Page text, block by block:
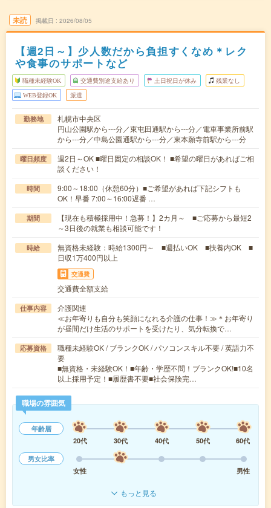
未読 掲載日 2026/08/05
【週2日～】少人数だから負担すくなめ＊レク
や食事のサポートなど
職種未経験OK 交通費別途支給あり 土日祝日が休み 残業なし
WEB登録OK 派遣
勤務地
札幌市中央区
円山公園駅から---分／東屯田通駅から---分／電車事業所前駅
から---分／中島公園通駅から---分／東本願寺前駅から---分
曜日頻度
週2日～OK ■曜日固定の相談OK！ ■希望の曜日があればご相
談ください！
時間
9:00～18:00（休憩60分）■ご希望があれば下記シフトも
OK！早番 7:00～16:00遅番 …
期間
【現在も積極採用中！急募！】2カ月～ ■ご応募から最短2
～3日後の就業も相談可能です！
時給
無資格未経験：時給1300円～ ■週払いOK ■扶養内OK ■
日収1万400円以上
交通費
交通費全額支給
仕事内容
介護関連
≪お年寄りも自分も笑顔になれる介護の仕事！≫＊お年寄り
が昼間だけ生活のサポートを受けたり、気分転換で…
応募資格
職種未経験OK / ブランクOK / パソコンスキル不要 / 英語力不
要
■無資格・未経験OK！■年齢・学歴不問！ブランクOK!■10名
以上採用予定！■履歴書不要■社会保険完…
職場の雰囲気
年齢層
20代
30代 40代 50代
60代
男女比率
女性
男性
もっと見る